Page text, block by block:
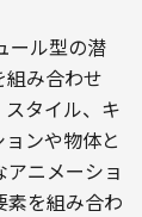
ール型の潜
み合わせ
タイル、キ
ンや物体と
ニメーショ
素を組み合わ